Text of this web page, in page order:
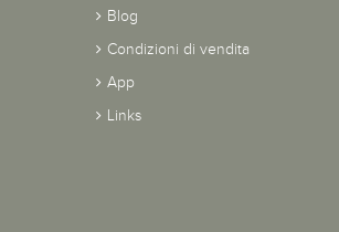
Blog
Condizioni di vendita
App
Links